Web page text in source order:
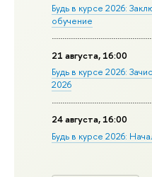
Будь в курсе 2026:
обучение
21 августа, 16:00
Будь в курсе 2026:
2026
24 августа, 16:00
Будь в курсе 2026: